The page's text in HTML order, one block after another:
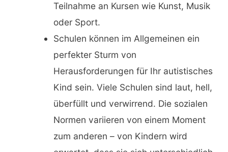
Teilnahme an Kursen wie Kunst, Musik
oder Sport.
Schulen können im Allgemeinen ein
perfekter Sturm von
Herausforderungen für Ihr autistisches
Kind sein. Viele Schulen sind laut, hell,
überfüllt und verwirrend. Die sozialen
Normen variieren von einem Moment
zum anderen – von Kindern wird